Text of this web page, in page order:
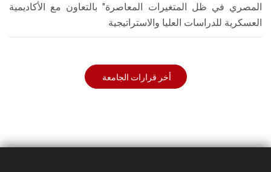
المصري في ظل المتغيرات المعاصرة" بالتعاون مع الأكاديمية
العسكرية للدراسات العليا والاستراتيجية
أخر قرارات الجامعة